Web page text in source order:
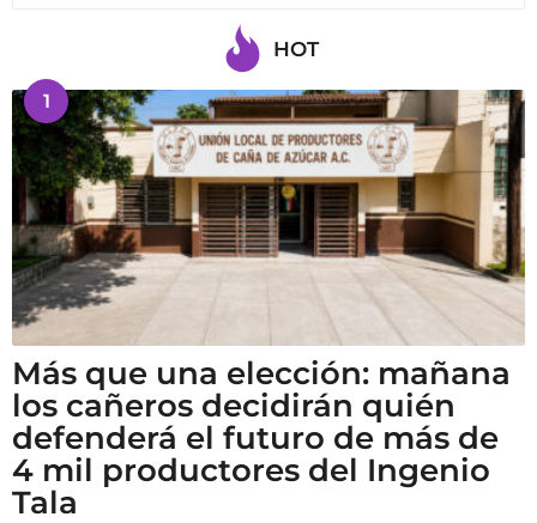
HOT
1
Más que una elección: mañana
los cañeros decidirán quién
defenderá el futuro de más de
4 mil productores del Ingenio
Tala